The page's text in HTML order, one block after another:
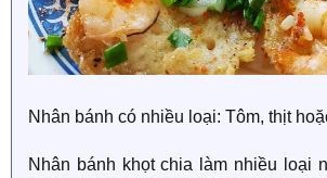
Nhân bánh có nhiều loại: Tôm, thịt
Nhân bánh khọt chia làm nhiều loại